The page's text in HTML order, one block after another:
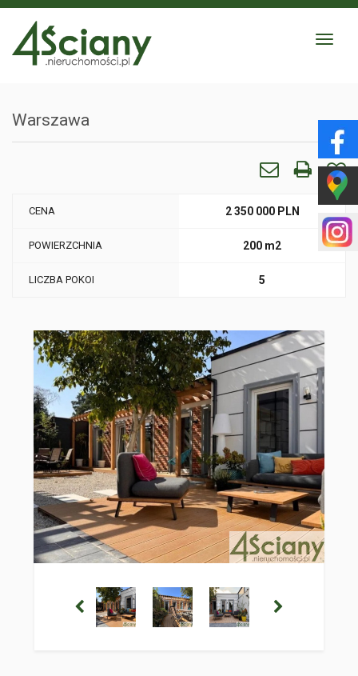
Toggle
Warszawa
CENA 2 350 000 PLN
POWIERZCHNIA 200 m2
LICZBA POKOI 5